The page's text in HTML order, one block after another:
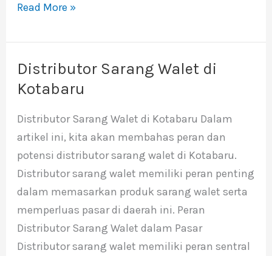
Read More »
Distributor Sarang Walet di
Kotabaru
Distributor Sarang Walet di Kotabaru Dalam
artikel ini, kita akan membahas peran dan
potensi distributor sarang walet di Kotabaru.
Distributor sarang walet memiliki peran penting
dalam memasarkan produk sarang walet serta
memperluas pasar di daerah ini. Peran
Distributor Sarang Walet dalam Pasar
Distributor sarang walet memiliki peran sentral
Distributor
Sarang
di
Kotabaru